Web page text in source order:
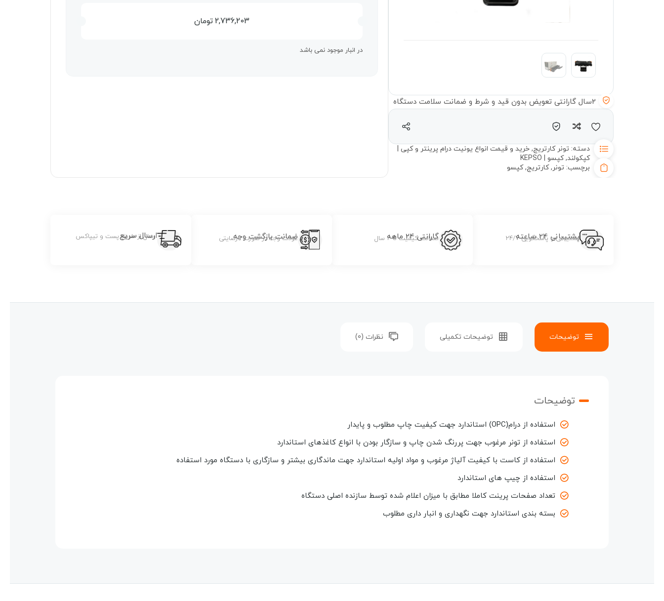
2سال گارانتی تعویض بدون قید و شرط و ضمانت سلامت دستگاه
مقایسه
دسته: تونر کارتریج, خرید و قیمت انواع یونیت درام پرینتر و کپی |
کپکولند,کپسو | KEPSO
برچسب: تونر,کارتریج,کپسو
2,736,203تومان
در انبار موجود نمی باشد
پشتیبانی 24 ساعته
پشتیبانی و پاسخگویی 24/7 گارانتی 24 ماهه
ضمانت کیفیت تا 2 سال ضمانت بازگشت وجه
عودت وجه در صورت نارضایتی ارسال سریع
ارسال از طریق پست و تیپاکس
توضیحات توضیحات تکمیلی نظرات (0)
توضیحات
استفاده از درام(OPC) استاندارد جهت کیفیت چاپ مطلوب و پایدار
استفاده از تونر مرغوب جهت پررنگ شدن چاپ و سازگار بودن با انواع کاغذهای استاندارد
استفاده از کاست با کیفیت آلیاژ مرغوب و مواد اولیه استاندارد جهت ماندگاری بیشتر و سازگاری با دستگاه مورد استفاده
استفاده از چیپ های استاندارد
تعداد صفحات پرینت کاملا مطابق با میزان اعلام شده توسط سازنده اصلی دستگاه
بسته بندی استاندارد جهت نگهداری و انبار داری مطلوب